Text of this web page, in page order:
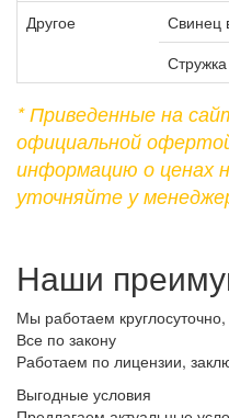
Другое
Свинец
* Приведенные на
официальной
информацию о ценах
уточняйте у
Наши
Мы работаем
Все по закону
Работаем по лицензии,
Выгодные условия